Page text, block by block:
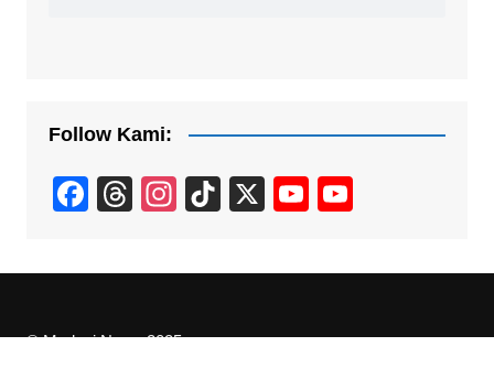
Follow Kami:
F
c
b
T
e
d
In
a
a
Ti
T
k
X
Y
u
u
u
u
© Madani.News 2025